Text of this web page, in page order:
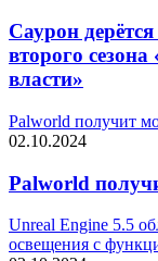
Саурон
второго
власти»
Palworld получит
02.10.2024
Palworld
Unreal Engine 5.5
освещения с